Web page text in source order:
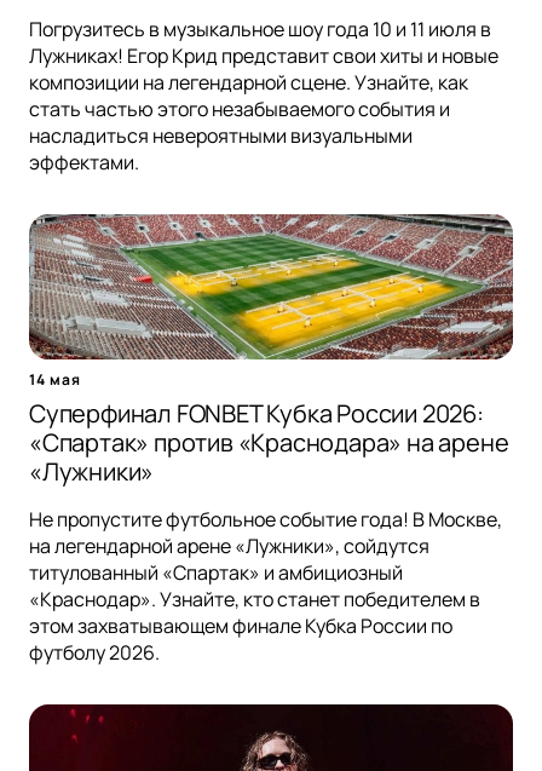
Погрузитесь в музыкальное шоу года 10 и 11 июля в
Лужниках! Егор Крид представит свои хиты и новые
композиции на легендарной сцене. Узнайте, как
стать частью этого незабываемого события и
насладиться невероятными визуальными
эффектами.
14 мая
Суперфинал FONBET Кубка России 2026:
«Спартак» против «Краснодара» на арене
«Лужники»
Не пропустите футбольное событие года! В Москве,
на легендарной арене «Лужники», сойдутся
титулованный «Спартак» и амбициозный
«Краснодар». Узнайте, кто станет победителем в
этом захватывающем финале Кубка России по
футболу 2026.